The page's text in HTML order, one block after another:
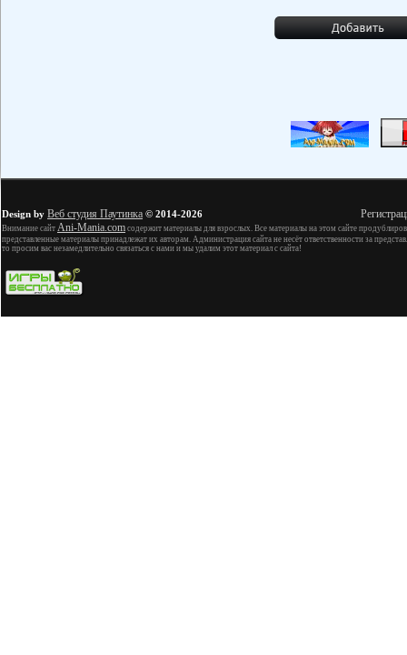
Design by Веб студия Паутинка © 2014-2026
Внимание сайт Ani-Mania.com содержит материалы для взрослых. Все материалы на этом сайте
представленные материалы принадлежат их авторам. Администрация сайта не несёт ответственности за
то просим вас незамедлительно связаться с нами и мы удалим этот материал с сайта!